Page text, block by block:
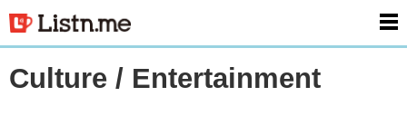
Culture / Entertainment